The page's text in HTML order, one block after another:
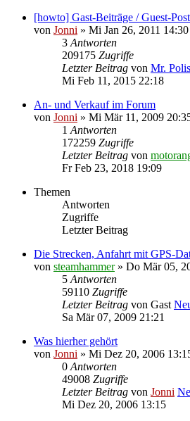
[howto] Gast-Beiträge / Guest-
von Jonni » Mi Jan 26, 2011
3 Antworten
209175 Zugriffe
Letzter Beitrag von Mr.
Mi Feb 11, 2015 22:18
An- und Verkauf im Forum
von Jonni » Mi Mär 11, 2009
1 Antworten
172259 Zugriffe
Letzter Beitrag von
Fr Feb 23, 2018 19:09
Themen
Antworten
Zugriffe
Letzter Beitrag
Die Strecken, Anfahrt mit GPS-
von steamhammer» Do Mär 05,
5 Antworten
59110 Zugriffe
Letzter Beitrag von Gast
Sa Mär 07, 2009 21:21
Was hierher gehört
von Jonni » Mi Dez 20, 2006
0 Antworten
49008 Zugriffe
Letzter Beitrag von Jonni
Mi Dez 20, 2006 13:15